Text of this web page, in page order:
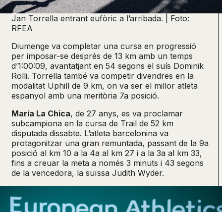
Jan Torrella entrant eufòric a l’arribada. | Foto:
RFEA
Diumenge va completar una cursa en progressió
per imposar-se després de 13 km amb un temps
d’1:00:09, avantatjant en 54 segons el suís Dominik
Rolli. Torrella també va competir divendres en la
modalitat Uphill de 9 km, on va ser el millor atleta
espanyol amb una meritòria 7a posició.
María La Chica, de 27 anys, es va proclamar
subcampiona en la cursa de Trail de 52 km
disputada dissabte. L’atleta barcelonina va
protagonitzar una gran remuntada, passant de la 9a
posició al km 10 a la 4a al km 27 i a la 3a al km 33,
fins a creuar la meta a només 3 minuts i 43 segons
de la vencedora, la suïssa Judith Wyder.